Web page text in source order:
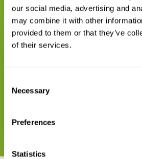
our social media, advertising and
may combine it with other
provided to them or that they’ve
of their services.
Selection
Necessary
Preferences
Statistics